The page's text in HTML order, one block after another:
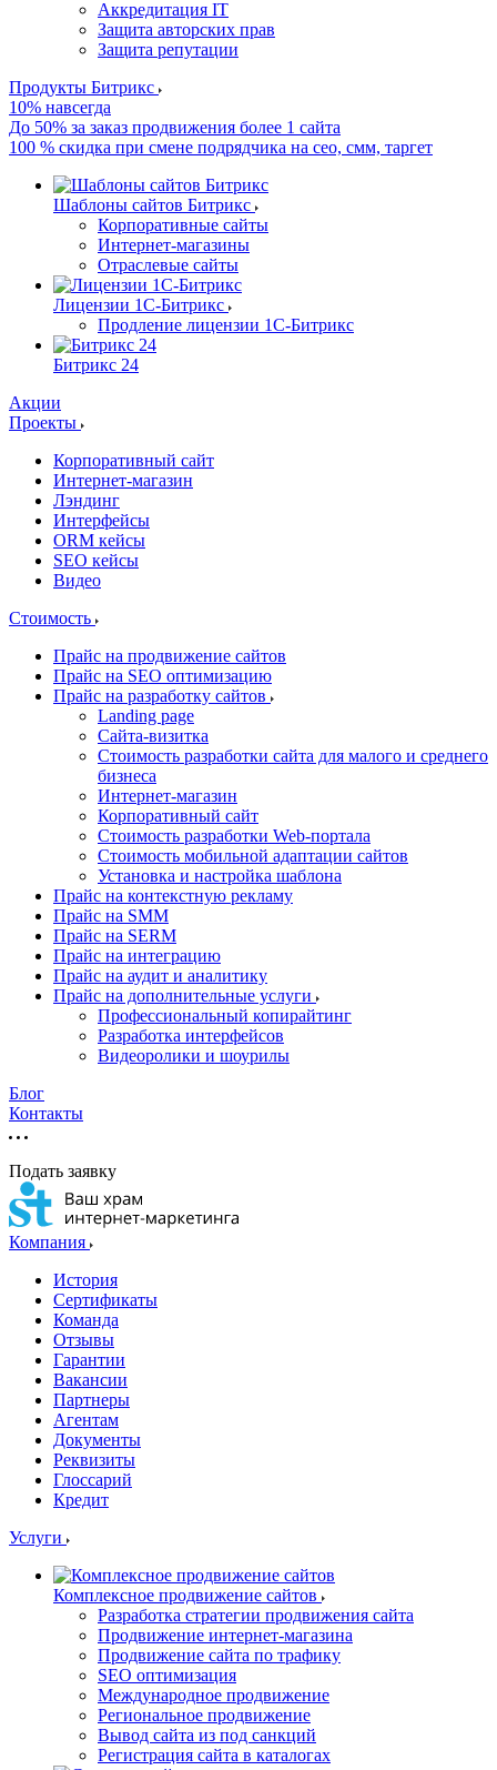
Аккредитация IT
Защита авторских прав
Защита репутации
Продукты Битрикс
10% навсегда
До 50% за заказ продвижения более 1 сайта
100 % скидка при смене подрядчика на сео, смм, таргет
Шаблоны сайтов Битрикс
Корпоративные сайты
Интернет-магазины
Отраслевые сайты
Лицензии 1С-Битрикс
Продление лицензии 1С-Битрикс
Битрикс 24
Акции
Проекты
Корпоративный сайт
Интернет-магазин
Лэндинг
Интерфейсы
ORM кейсы
SEO кейсы
Видео
Стоимость
Прайс на продвижение сайтов
Прайс на SEO оптимизацию
Прайс на разработку сайтов
Landing page
Cайта-визитка
Стоимость разработки сайта для малого и среднего
бизнеса
Интернет-магазин
Корпоративный сайт
Стоимость разработки Web-портала
Стоимость мобильной адаптации сайтов
Установка и настройка шаблона
Прайс на контекстную рекламу
Прайс на SMM
Прайс на SERM
Прайс на интеграцию
Прайс на аудит и аналитику
Прайс на дополнительные услуги
Профессиональный копирайтинг
Разработка интерфейсов
Видеоролики и шоурилы
Блог
Контакты
Подать заявку
Компания
История
Сертификаты
Команда
Отзывы
Гарантии
Вакансии
Партнеры
Агентам
Документы
Реквизиты
Глоссарий
Кредит
Услуги
Комплексное продвижение сайтов
Разработка стратегии продвижения сайта
Продвижение интернет-магазина
Продвижение сайта по трафику
SEO оптимизация
Международное продвижение
Региональное продвижение
Вывод сайта из под санкций
Регистрация сайта в каталогах